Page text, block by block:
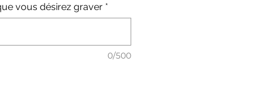
vous désirez graver *
0/500